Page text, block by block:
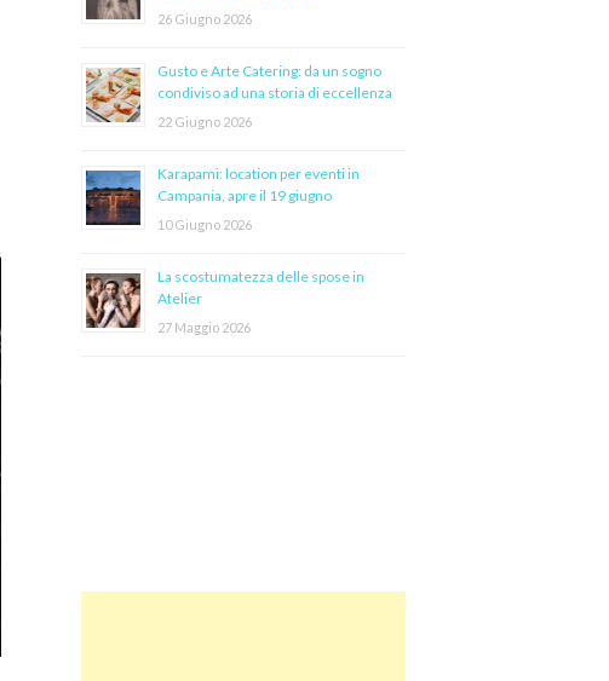
26 Giugno 2026
Gusto e Arte Catering: da un sogno
condiviso ad una storia di eccellenza
22 Giugno 2026
Karapami: location per eventi in
Campania, apre il 19 giugno
10 Giugno 2026
La scostumatezza delle spose in
Atelier
27 Maggio 2026